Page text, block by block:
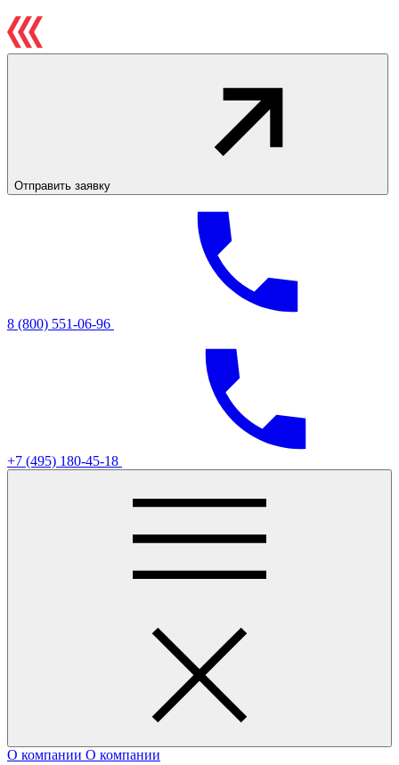
Отправить заявку
8 (800) 551-06-96
+7 (495) 180-45-18
О компании О компании